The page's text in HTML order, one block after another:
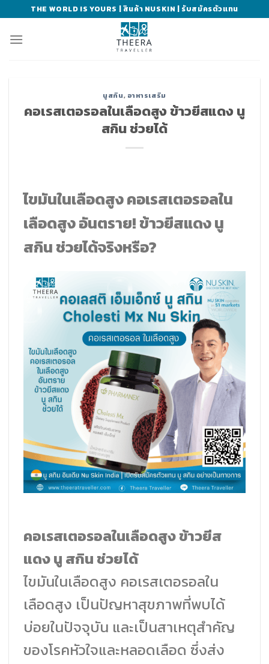
to
content
THE WORLD IS YOURS | สินค้า NUSKIN | รับสมัครตัวแทน
นูสกิน, อาหารเสริม
คอเรสเตอรอลในเลือดสูง ข้าวยีสแดง นู
สกิน ช่วยได้
ไขมันในเลือดสูง คอเรสเตอรอลใน
เลือดสูง อันตราย! ข้าวยีสแดง นู
สกิน ช่วยได้จริงหรือ?
คอเรสเตอรอลในเลือดสูง ข้าวยีส
แดง นู สกิน ช่วยได้
ไขมันในเลือดสูง คอเรสเตอรอลใน
เลือดสูง เป็นปัญหาสุขภาพที่พบได้
บ่อยในปัจจุบัน และเป็นสาเหตุสำคัญ
ของโรคหัวใจและหลอดเลือด ซึ่งส่ง